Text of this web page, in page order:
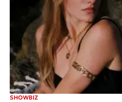
SHOWBIZ